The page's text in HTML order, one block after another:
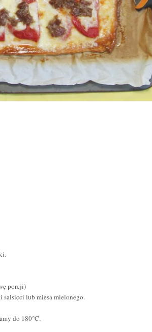
porcji)
salsicci lub miesa mielonego.
do 180°C.